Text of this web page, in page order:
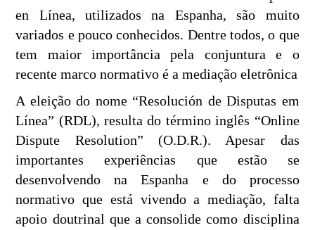
en Línea, utilizados na Espanha, são muito
variados e pouco conhecidos. Dentre todos, o que
tem maior importância pela conjuntura e o
recente marco normativo é a mediação eletrônica
A eleição do nome “Resolución de Disputas em
Línea” (RDL), resulta do término inglês “Online
Dispute Resolution” (O.D.R.). Apesar das
importantes experiências que estão se
desenvolvendo na Espanha e do processo
normativo que está vivendo a mediação, falta
apoio doutrinal que a consolide como disciplina